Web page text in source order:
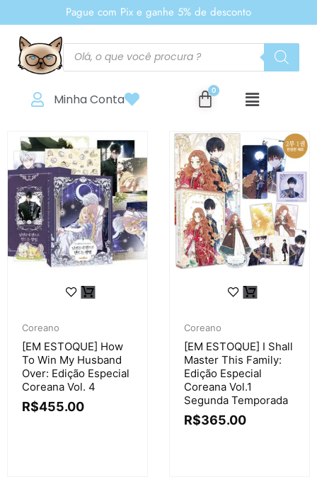
Pague com Pix e ganhe 5% de desconto
Minha Conta
Coreano
[EM ESTOQUE] How
To Win My Husband
Over: Edição Especial
Coreana Vol. 4
R$455.00
Coreano
[EM ESTOQUE] I Shall
Master This Family:
Edição Especial
Coreana Vol.1
Segunda Temporada
R$365.00